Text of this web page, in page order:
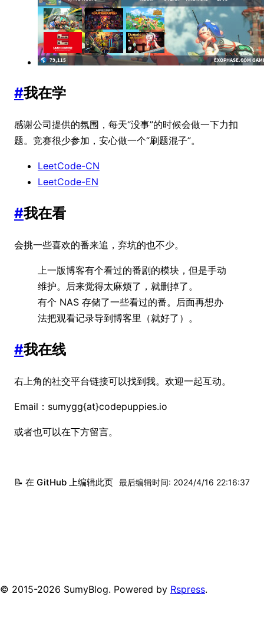
#我在学
感谢公司提供的氛围，每天“没事”的时候会做一下力扣
题。竞赛很少参加，安心做一个“刷题混子”。
LeetCode-CN
LeetCode-EN
#我在看
会挑一些喜欢的番来追，弃坑的也不少。
上一版博客有个看过的番剧的模块，但是手动
维护。后来觉得太麻烦了，就删掉了。
有个 NAS 存储了一些看过的番。后面再想办
法把观看记录导到博客里（就好了）。
#我在线
右上角的社交平台链接可以找到我。欢迎一起互动。
Email：sumygg{at}codepuppies.io
或者也可以在下方留言。
📝 在 GitHub 上编辑此页 最后编辑时间: 2024/4/16 22:16:37
© 2015-2026 SumyBlog. Powered by Rspress.